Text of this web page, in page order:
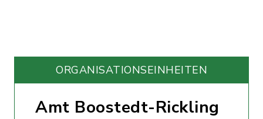
ORGANISATIONS­EINHEITEN
Amt Boostedt-Rickling